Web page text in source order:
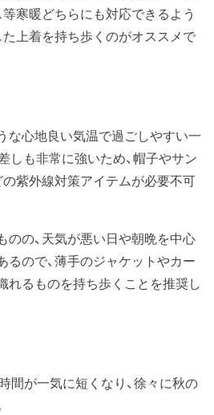
等寒暖どちらにも対応できるよう
た上着を持ち歩くのがオススメで
な心地良い気温で過ごしやすい一
しも非常に強いため、帽子やサン
の紫外線対策アイテムが必要不可
のの、天気が悪い日や朝晩を中心
るので、薄手のジャケットやカー
れるものを持ち歩くことを推奨し
間が一気に短くなり、徐々に秋の